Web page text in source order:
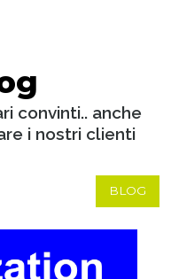
convinti.. anche
i nostri clienti
BLOG